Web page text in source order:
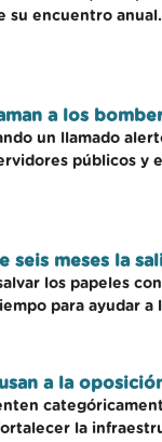
su encuentro
a los
un llamado
públicos y
seis meses la
los papeles
para ayudar a
a la
la